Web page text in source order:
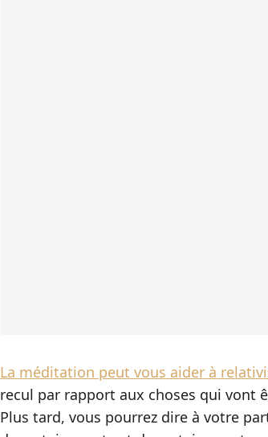
La méditation peut vous aider à
recul par rapport aux choses qui vont
Plus tard, vous pourrez dire à votre